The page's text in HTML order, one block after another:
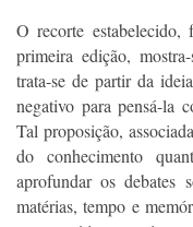
O recorte
primeira edição,
trata-se de partir da
negativo para pensá-la
Tal proposição,
do conhecimento
aprofundar os debates
matérias, tempo e